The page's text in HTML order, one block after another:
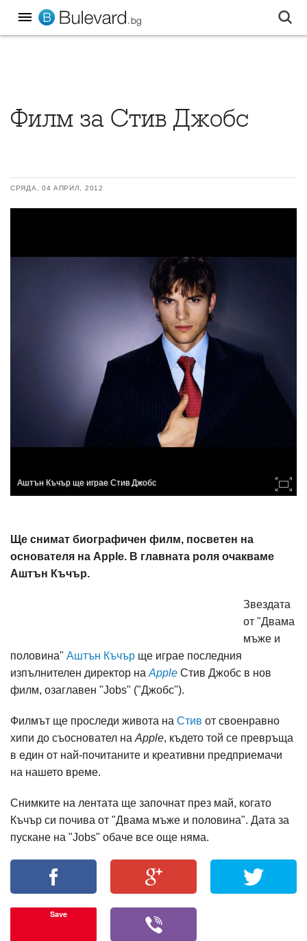
Филм за Стив Джобс
СРЯДА, 04 АПРИЛ, 2012
Аштън Къчър ще играе Стив Джобс
Ще снимат биографичен филм, посветен на
основателя на Apple. В главната роля очакваме
Аштън Къчър.
Звездата
от "Двама
мъже и
половина" Аштън Къчър ще играе последния
изпълнителен директор на Apple Стив Джобс в нов
филм, озаглавен "Jobs" ("Джобс").
Филмът ще проследи живота на Стив от своенравно
хипи до съосновател на Apple, където той се превръща
в един от най-почитаните и креативни предприемачи
на нашето време.
Снимките на лентата ще започнат през май, когато
Къчър си почива от "Двама мъже и половина". Дата за
пускане на "Jobs" обаче все още няма.
Save